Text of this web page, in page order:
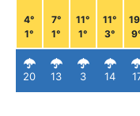
4°
1°
20
7°
1°
13
11°
1°
3
11°
3°
14